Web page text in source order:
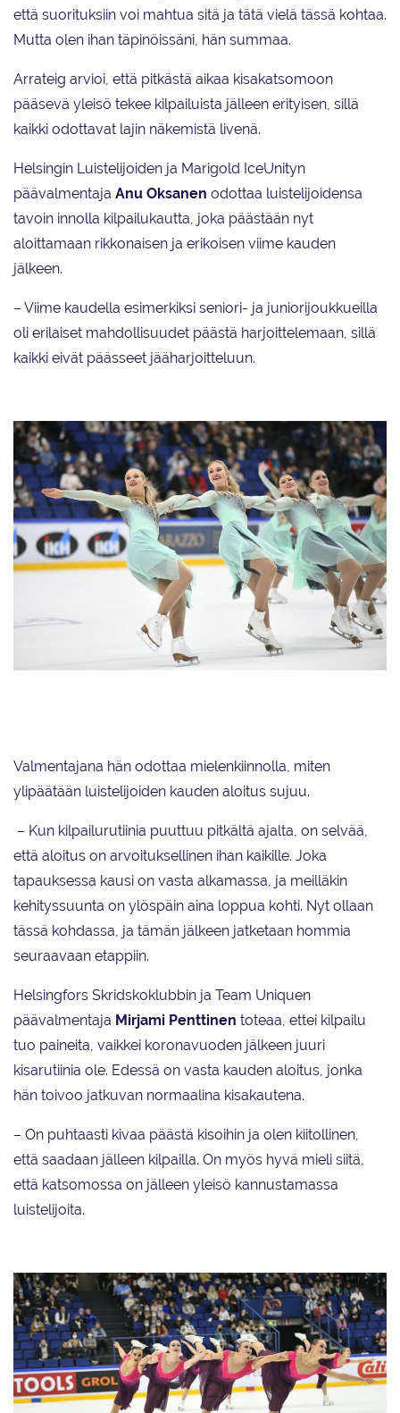
että suorituksiin voi mahtua sitä ja tätä vielä tässä kohtaa.
Mutta olen ihan täpinöissäni, hän summaa.
Arrateig arvioi, että pitkästä aikaa kisakatsomoon
pääsevä yleisö tekee kilpailuista jälleen erityisen, sillä
kaikki odottavat lajin näkemistä livenä.
Helsingin Luistelijoiden ja Marigold IceUnityn
päävalmentaja Anu Oksanen odottaa luistelijoidensa
tavoin innolla kilpailukautta, joka päästään nyt
aloittamaan rikkonaisen ja erikoisen viime kauden
jälkeen.
– Viime kaudella esimerkiksi seniori- ja juniorijoukkueilla
oli erilaiset mahdollisuudet päästä harjoittelemaan, sillä
kaikki eivät päässeet jääharjoitteluun.
Valmentajana hän odottaa mielenkiinnolla, miten
ylipäätään luistelijoiden kauden aloitus sujuu.
– Kun kilpailurutiinia puuttuu pitkältä ajalta, on selvää,
että aloitus on arvoituksellinen ihan kaikille. Joka
tapauksessa kausi on vasta alkamassa, ja meilläkin
kehityssuunta on ylöspäin aina loppua kohti. Nyt ollaan
tässä kohdassa, ja tämän jälkeen jatketaan hommia
seuraavaan etappiin.
Helsingfors Skridskoklubbin ja Team Uniquen
päävalmentaja Mirjami Penttinen toteaa, ettei kilpailu
tuo paineita, vaikkei koronavuoden jälkeen juuri
kisarutiinia ole. Edessä on vasta kauden aloitus, jonka
hän toivoo jatkuvan normaalina kisakautena.
– On puhtaasti kivaa päästä kisoihin ja olen kiitollinen,
että saadaan jälleen kilpailla. On myös hyvä mieli siitä,
että katsomossa on jälleen yleisö kannustamassa
luistelijoita.